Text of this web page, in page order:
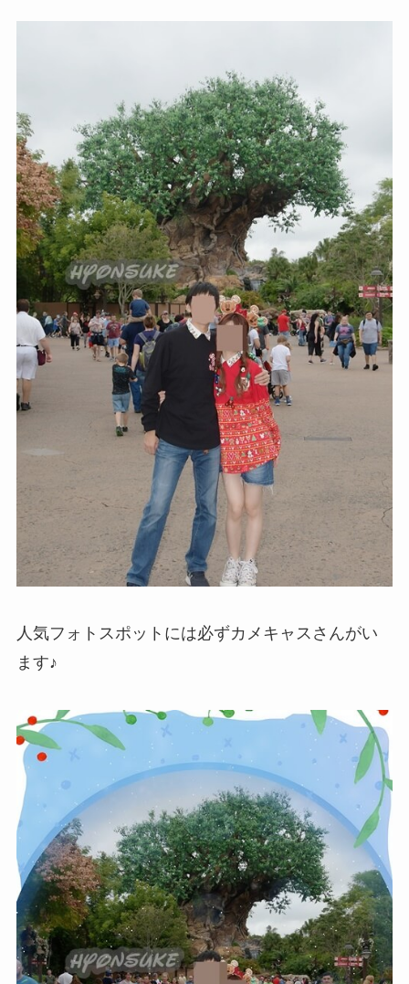
人気フォトスポットには必ずカメキャスさんがい
ます♪